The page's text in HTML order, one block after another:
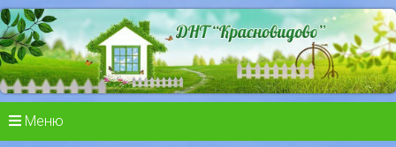
Меню